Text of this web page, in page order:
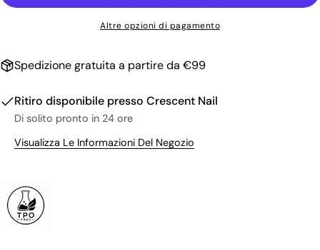
Altre opzioni di pagamento
Spedizione gratuita a partire da €99
Ritiro disponibile presso Crescent Nail
Di solito pronto in 24 ore
Visualizza Le Informazioni Del Negozio
Condividi
su
Facebook
Condividi
su
X
Pin
su
Pinterest
nome
tuo
Il
messaggio